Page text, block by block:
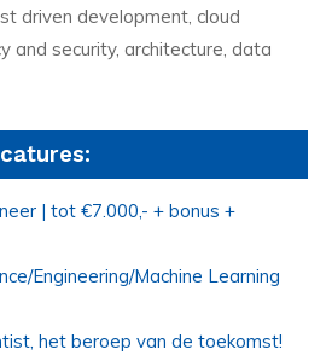
driven development, cloud
and security, architecture, data
| tot €7.000,- + bonus +
Engineering/Machine Learning
het beroep van de toekomst!